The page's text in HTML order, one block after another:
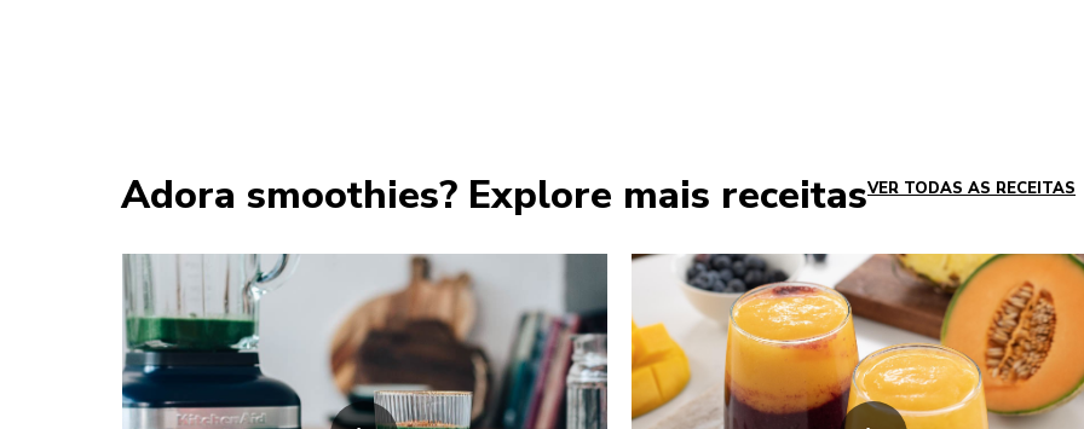
Adora smoothies? Explore mais receitasVER TODAS AS RECEITAS